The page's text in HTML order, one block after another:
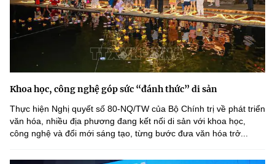
Khoa học, công nghệ góp sức “đánh thức” di sản
Thực hiện Nghị quyết số 80-NQ/TW của Bộ Chính trị về phát triển
văn hóa, nhiều địa phương đang kết nối di sản với khoa học,
công nghệ và đổi mới sáng tạo, từng bước đưa văn hóa trở...